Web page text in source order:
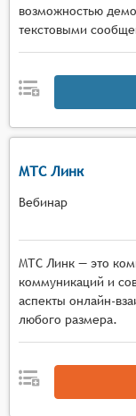
возможностью
текстовыми
МТС Линк
Вебинар
МТС Линк — это
коммуникаций и
аспекты онлайн-
любого размера.